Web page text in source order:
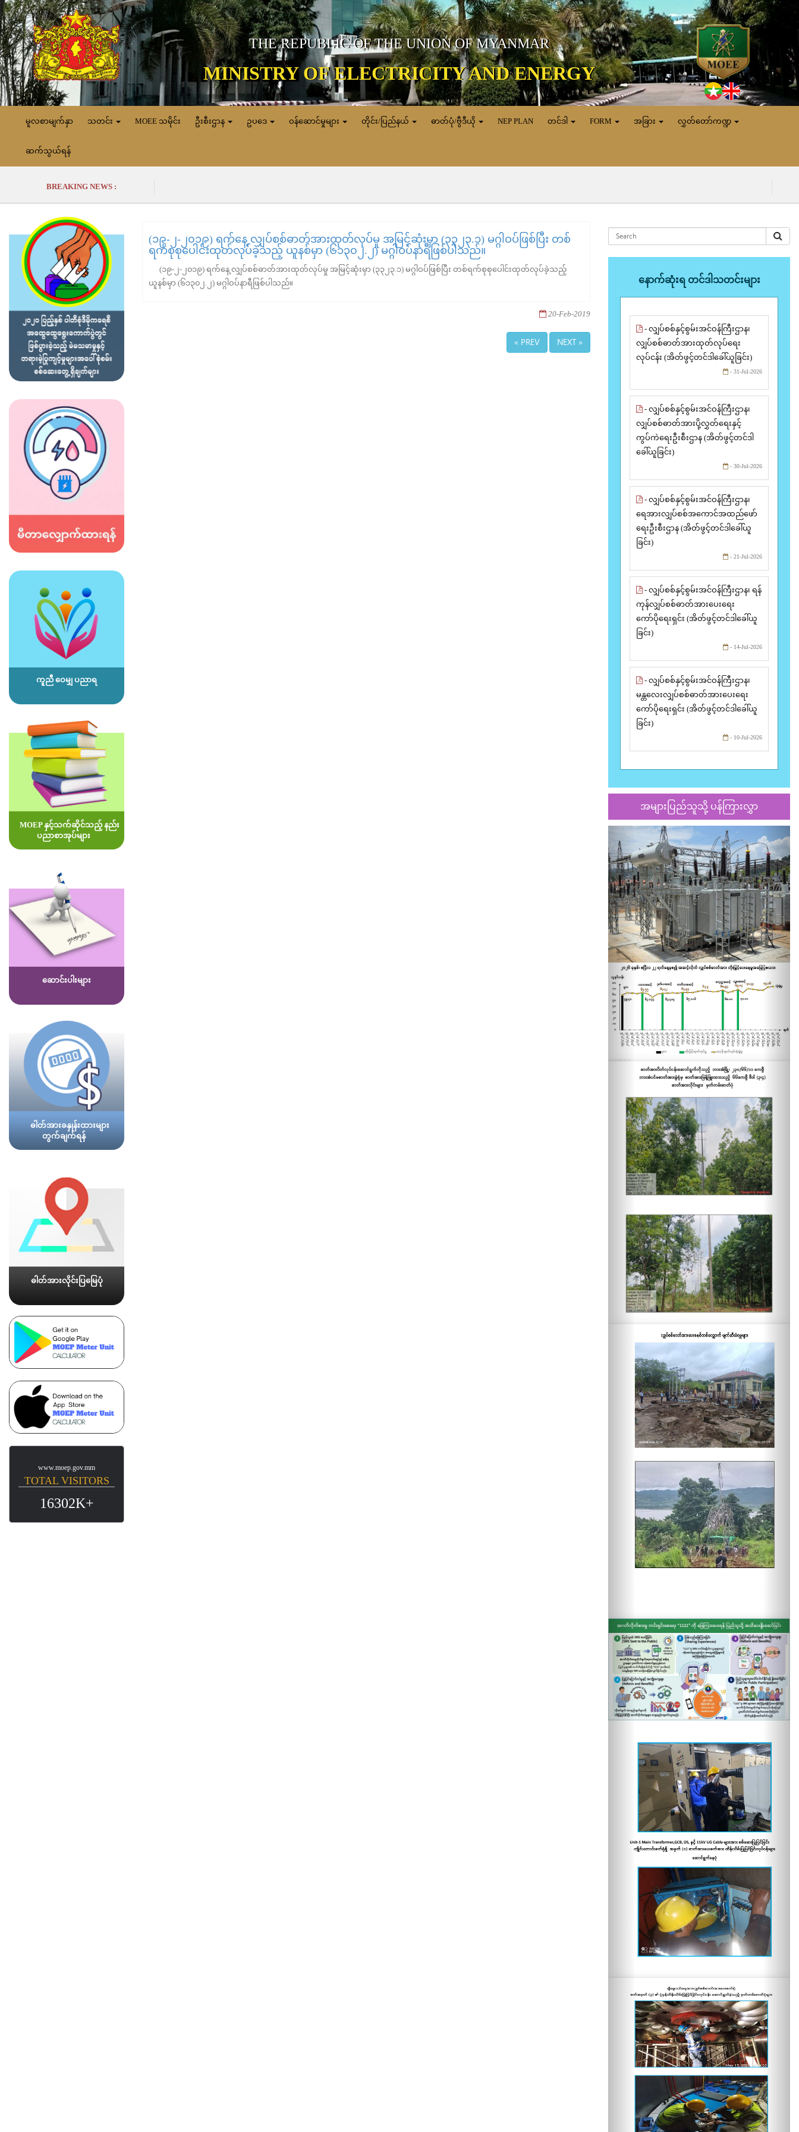
THE REPUBLIC OF THE UNION OF MYANMAR
MINISTRY OF ELECTRICITY AND ENERGY
မူလစာမျက်နှာ သတင်း MOEE သမိုင်း ဦးစီးဌာန ဥပဒေ ဝန်ဆောင်မှုများ တိုင်း/ပြည်နယ် ဓာတ်ပုံ/ဗွီဒီယို NEP PLAN တင်ဒါ FORM အခြား လွှတ်တော်ကဏ္ဍ
ဆက်သွယ်ရန်
BREAKING NEWS :
ကူညီ ဝေမျှ ပညာရ
MOEP နှင့်သက်ဆိုင်သည့် နည်း
ပညာစာအုပ်များ
ဆောင်းပါးများ
ဓါတ်အားခနှုန်းထားများ
တွက်ချက်ရန်
ဓါတ်အားလိုင်းပြမြေပုံ
www.moep.gov.mm
TOTAL VISITORS
16302K+
(၁၉-၂-၂၀၁၉) ရက်နေ့ လျှပ်စစ်ဓာတ်အားထုတ်လုပ်မှု အမြင့်ဆုံးမှာ (၃၃၂၃.၁) မဂ္ဂါဝပ်ဖြစ်ပြီး တစ်
ရက်စုစုပေါင်းထုတ်လုပ်ခဲ့သည့် ယူနစ်မှာ (၆၁၃၀၂.၂) မဂ္ဂါဝပ်နာရီဖြစ်ပါသည်။
(၁၉-၂-၂၀၁၉) ရက်နေ့ လျှပ်စစ်ဓာတ်အားထုတ်လုပ်မှု အမြင့်ဆုံးမှာ (၃၃၂၃.၁) မဂ္ဂါဝပ်ဖြစ်ပြီး တစ်ရက်စုစုပေါင်းထုတ်လုပ်ခဲ့သည့်
ယူနစ်မှာ (၆၁၃၀၂.၂) မဂ္ဂါဝပ်နာရီဖြစ်ပါသည်။
20-Feb-2019
« PREV NEXT »
နောက်ဆုံးရ တင်ဒါသတင်းများ
- လျှပ်စစ်နှင့်စွမ်းအင်ဝန်ကြီးဌာန၊
လျှပ်စစ်ဓာတ်အားထုတ်လုပ်ရေး
လုပ်ငန်း (အိတ်ဖွင့်တင်ဒါခေါ်ယူခြင်း)
- 31-Jul-2026
- လျှပ်စစ်နှင့်စွမ်းအင်ဝန်ကြီးဌာန၊
လျှပ်စစ်ဓာတ်အားပို့လွှတ်ရေးနှင့်
ကွပ်ကဲရေးဦးစီးဌာန (အိတ်ဖွင့်တင်ဒါ
ခေါ်ယူခြင်း)
- 30-Jul-2026
- လျှပ်စစ်နှင့်စွမ်းအင်ဝန်ကြီးဌာန၊
ရေအားလျှပ်စစ်အကောင်အထည်ဖော်
ရေးဦးစီးဌာန (အိတ်ဖွင့်တင်ဒါခေါ်ယူ
ခြင်း)
- 21-Jul-2026
- လျှပ်စစ်နှင့်စွမ်းအင်ဝန်ကြီးဌာန၊ ရန်
ကုန်လျှပ်စစ်ဓာတ်အားပေးရေး
ကော်ပိုရေးရှင်း (အိတ်ဖွင့်တင်ဒါခေါ်ယူ
ခြင်း)
- 14-Jul-2026
- လျှပ်စစ်နှင့်စွမ်းအင်ဝန်ကြီးဌာန၊
မန္တလေးလျှပ်စစ်ဓာတ်အားပေးရေး
ကော်ပိုရေးရှင်း (အိတ်ဖွင့်တင်ဒါခေါ်ယူ
ခြင်း)
- 10-Jul-2026
အများပြည်သူသို့ ပန်ကြားလွှာ
Previous Next